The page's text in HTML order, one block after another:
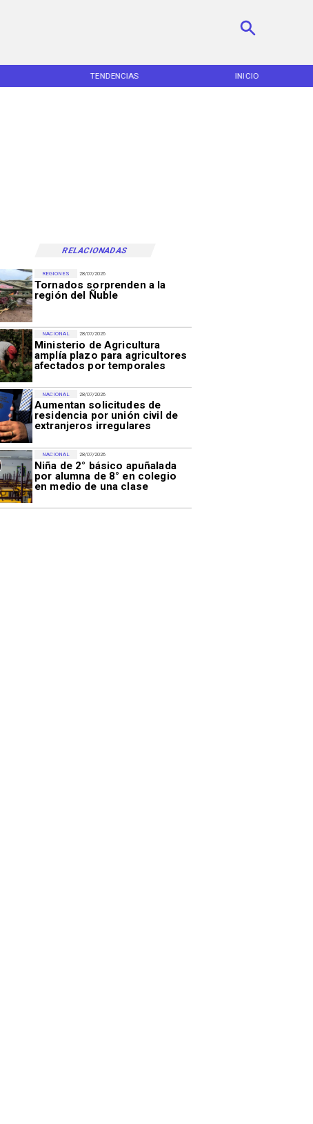
TENDENCIAS INICIO
RELACIONADAS
28/07/2026
Tornados sorprenden a la
región del Ñuble
REGIONES
28/07/2026
Ministerio de Agricultura
amplía plazo para agricultores
afectados por temporales
NACIONAL
28/07/2026
Aumentan solicitudes de
residencia por unión civil de
extranjeros irregulares
NACIONAL
28/07/2026
Niña de 2° básico apuñalada
por alumna de 8° en colegio
en medio de una clase
NACIONAL